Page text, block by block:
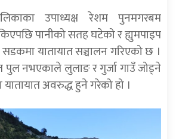
उपाध्यक्ष रेशम पुनमगरबम
पानीको सतह घटेको र ह्युमपाइप
यातायात सञ्चालन गरिएको छ ।
पुल नभएकाले लुलाङ र गुर्जा गाउँ जोड्ने
अवरुद्ध हुने गरेको हो ।